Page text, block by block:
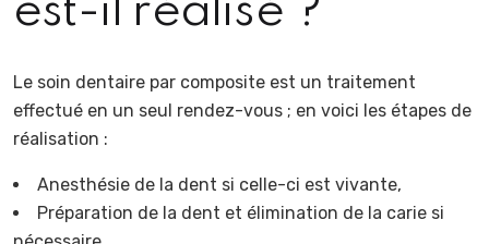
est-il réalisé ?
Le soin dentaire par composite est un traitement
effectué en un seul rendez-vous ; en voici les étapes de
réalisation :
Anesthésie de la dent si celle-ci est vivante,
Préparation de la dent et élimination de la carie si